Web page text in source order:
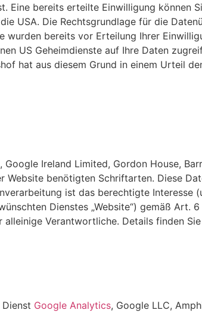
Eine bereits erteilte Einwilligung können
USA. Die Rechtsgrundlage für die
wurden bereits vor Erteilung Ihrer
US Geheimdienste auf Ihre Daten
hat aus diesem Grund in einem Urteil
, Google Ireland Limited, Gordon House,
benötigten Schriftarten. Diese
ist das berechtigte
Dienstes „Website“) gemäß Art.
Verantwortliche. Details finden
Google Analytics, Google LLC,